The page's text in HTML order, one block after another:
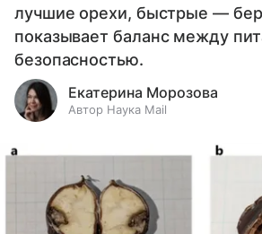
лучшие орехи, быстрые —
показывает баланс между
безопасностью.
Екатерина Морозова
Автор Наука Mail